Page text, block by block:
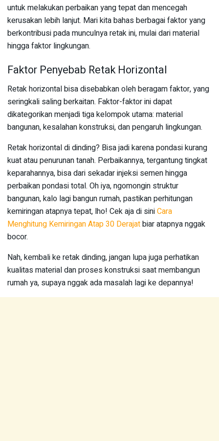
untuk melakukan perbaikan yang tepat dan mencegah
kerusakan lebih lanjut. Mari kita bahas berbagai faktor yang
berkontribusi pada munculnya retak ini, mulai dari material
hingga faktor lingkungan.
Faktor Penyebab Retak Horizontal
Retak horizontal bisa disebabkan oleh beragam faktor, yang
seringkali saling berkaitan. Faktor-faktor ini dapat
dikategorikan menjadi tiga kelompok utama: material
bangunan, kesalahan konstruksi, dan pengaruh lingkungan.
Retak horizontal di dinding? Bisa jadi karena pondasi kurang
kuat atau penurunan tanah. Perbaikannya, tergantung tingkat
keparahannya, bisa dari sekadar injeksi semen hingga
perbaikan pondasi total. Oh iya, ngomongin struktur
bangunan, kalo lagi bangun rumah, pastikan perhitungan
kemiringan atapnya tepat, lho! Cek aja di siniCara
Menghitung Kemiringan Atap 30 Derajatbiar atapnya nggak
bocor.
Nah, kembali ke retak dinding, jangan lupa juga perhatikan
kualitas material dan proses konstruksi saat membangun
rumah ya, supaya nggak ada masalah lagi ke depannya!